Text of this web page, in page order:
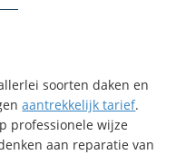
soorten daken en
aantrekkelijk tarief.
professionele wijze
aan reparatie van